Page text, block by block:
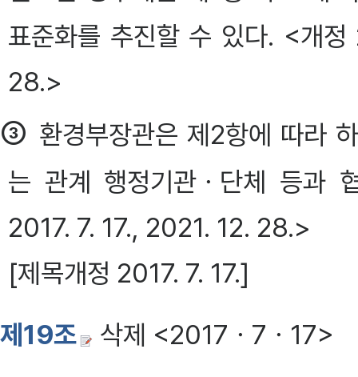
표준화를 추진할 수 있다. <개
28.>
③ 환경부장관은 제2항에 따라
는 관계 행정기관ㆍ단체 등과
2017. 7. 17., 2021. 12. 28.>
[제목개정 2017. 7. 17.]
제19조
삭제 <2017ㆍ7ㆍ17>